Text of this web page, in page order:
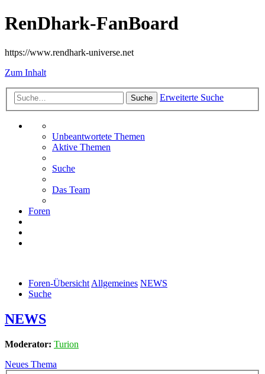
RenDhark-FanBoard
https://www.rendhark-universe.net
Zum Inhalt
Suche Erweiterte Suche
Unbeantwortete Themen
Aktive Themen
Suche
Das Team
Foren
Foren-ÜbersichtAllgemeines NEWS
Suche
NEWS
Moderator: Turion
Neues Thema